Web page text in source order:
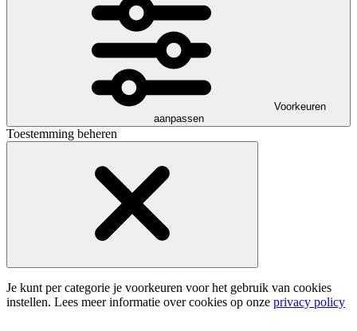
Voorkeuren
aanpassen
Toestemming beheren
Je kunt per categorie je voorkeuren voor het gebruik van cookies
instellen. Lees meer informatie over cookies op onze privacy policy